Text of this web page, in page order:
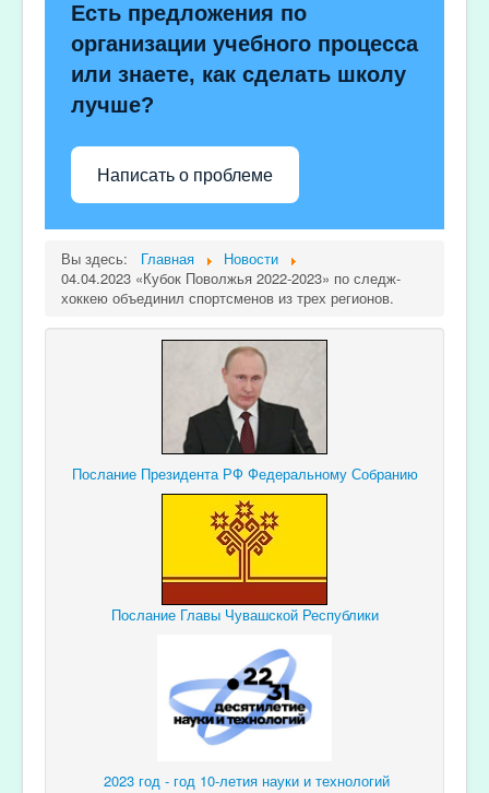
Есть предложения по
организации учебного процесса
или знаете, как сделать школу
лучше?
Написать о проблеме
Вы здесь: Главная
Новости
04.04.2023 «Кубок Поволжья 2022-2023» по следж-
хоккею объединил спортсменов из трех регионов.
Послание Президента РФ Федеральному Собранию
Послание Главы Чувашской Республики
2023 год - год 10-летия науки и технологий